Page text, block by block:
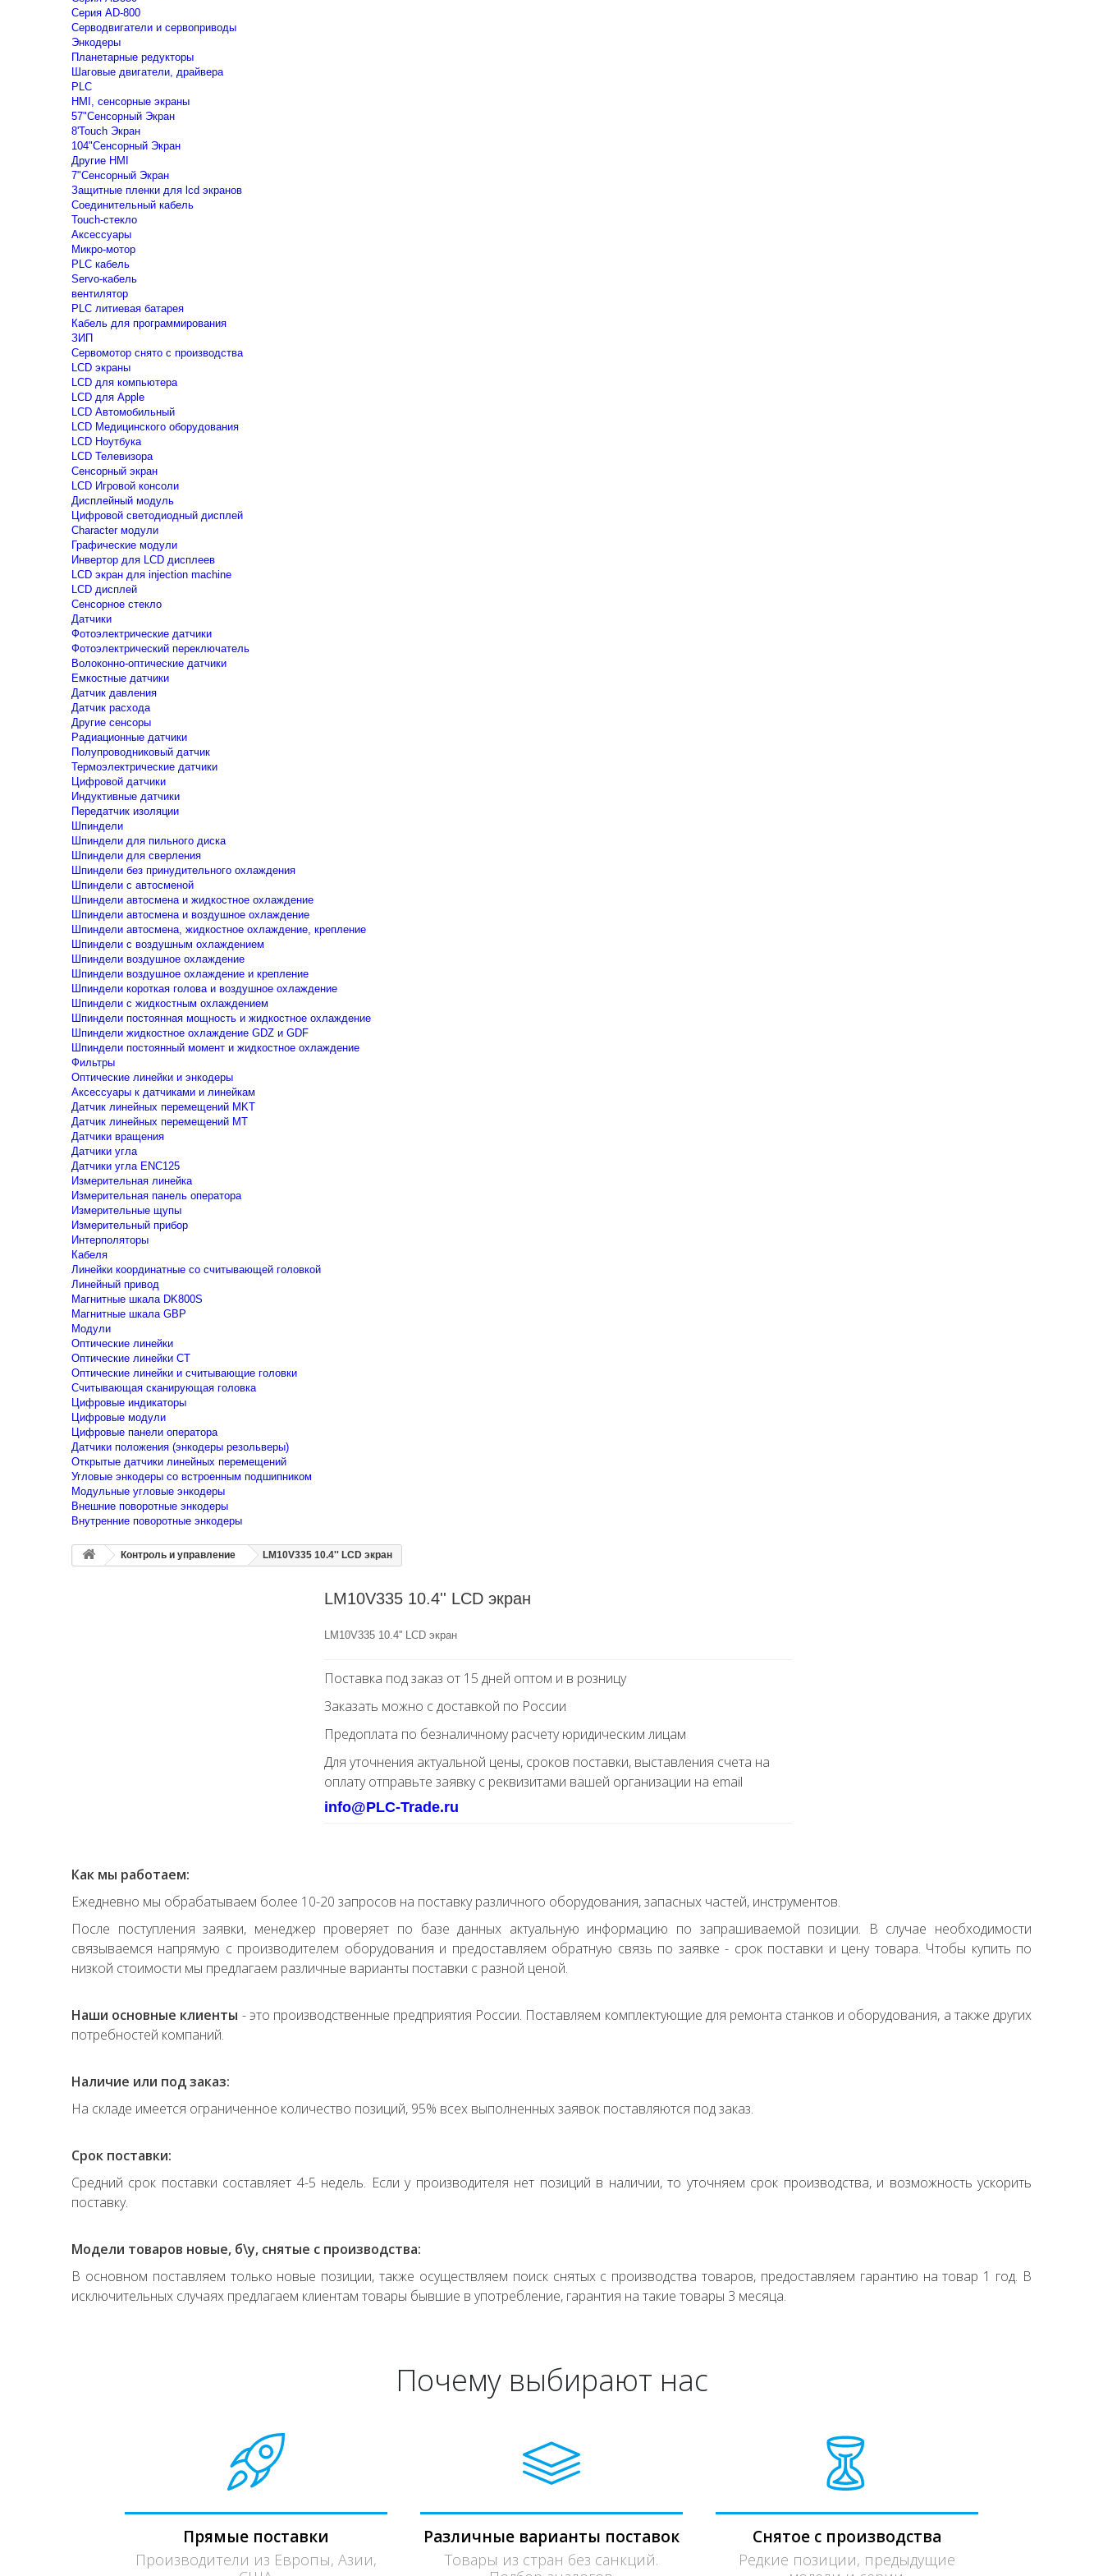
Серия AD-800
Серводвигатели и сервоприводы
Энкодеры
Планетарные редукторы
Шаговые двигатели, драйвера
PLC
HMI, сенсорные экраны
57"Сенсорный Экран
8'Touch Экран
104"Сенсорный Экран
Другие HMI
7"Сенсорный Экран
Защитные пленки для lcd экранов
Соединительный кабель
Touch-стекло
Аксессуары
Микро-мотор
PLC кабель
Servo-кабель
вентилятор
PLC литиевая батарея
Кабель для программирования
ЗИП
Сервомотор снято с производства
LCD экраны
LCD для компьютера
LCD для Apple
LCD Автомобильный
LCD Медицинского оборудования
LCD Ноутбука
LCD Телевизора
Сенсорный экран
LCD Игровой консоли
Дисплейный модуль
Цифровой светодиодный дисплей
Сharacter модули
Графические модули
Инвертор для LCD дисплеев
LCD экран для injection machine
LCD дисплей
Сенсорное стекло
Датчики
Фотоэлектрические датчики
Фотоэлектрический переключатель
Волоконно-оптические датчики
Емкостные датчики
Датчик давления
Датчик расхода
Другие сенсоры
Радиационные датчики
Полупроводниковый датчик
Термоэлектрические датчики
Цифровой датчики
Индуктивные датчики
Передатчик изоляции
Шпиндели
Шпиндели для пильного диска
Шпиндели для сверления
Шпиндели без принудительного охлаждения
Шпиндели с автосменой
Шпиндели автосмена и жидкостное охлаждение
Шпиндели автосмена и воздушное охлаждение
Шпиндели автосмена, жидкостное охлаждение, крепление
Шпиндели с воздушным охлаждением
Шпиндели воздушное охлаждение
Шпиндели воздушное охлаждение и крепление
Шпиндели короткая голова и воздушное охлаждение
Шпиндели с жидкостным охлаждением
Шпиндели постоянная мощность и жидкостное охлаждение
Шпиндели жидкостное охлаждение GDZ и GDF
Шпиндели постоянный момент и жидкостное охлаждение
Фильтры
Оптические линейки и энкодеры
Аксессуары к датчиками и линейкам
Датчик линейных перемещений MKT
Датчик линейных перемещений MT
Датчики вращения
Датчики угла
Датчики угла ENC125
Измерительная линейка
Измерительная панель оператора
Измерительные щупы
Измерительный прибор
Интерполяторы
Кабеля
Линейки координатные со считывающей головкой
Линейный привод
Магнитные шкала DK800S
Магнитные шкала GBP
Модули
Оптические линейки
Оптические линейки CT
Оптические линейки и считывающие головки
Считывающая сканирующая головка
Цифровые индикаторы
Цифровые модули
Цифровые панели оператора
Датчики положения (энкодеры резольверы)
Открытые датчики линейных перемещений
Угловые энкодеры со встроенным подшипником
Модульные угловые энкодеры
Внешние поворотные энкодеры
Внутренние поворотные энкодеры
Контроль и управление LM10V335 10.4'' LCD экран
LM10V335 10.4'' LCD экран
LM10V335 10.4'' LCD экран
Поставка под заказ от 15 дней оптом и в розницу
Заказать можно с доставкой по России
Предоплата по безналичному расчету юридическим лицам
Для уточнения актуальной цены, сроков поставки, выставления счета на
оплату отправьте заявку с реквизитами вашей организации на email
info@PLC-Trade.ru
Как мы работаем:
Ежедневно мы обрабатываем более 10-20 запросов на поставку различного оборудования, запасных частей, инструментов.
После поступления заявки, менеджер проверяет по базе данных актуальную информацию по запрашиваемой позиции. В случае необходимости
связываемся напрямую с производителем оборудования и предоставляем обратную связь по заявке - срок поставки и цену товара. Чтобы купить по
низкой стоимости мы предлагаем различные варианты поставки с разной ценой.
Наши основные клиенты - это производственные предприятия России. Поставляем комплектующие для ремонта станков и оборудования, а также других
потребностей компаний.
Наличие или под заказ:
На складе имеется ограниченное количество позиций, 95% всех выполненных заявок поставляются под заказ.
Срок поставки:
Средний срок поставки составляет 4-5 недель. Если у производителя нет позиций в наличии, то уточняем срок производства, и возможность ускорить
поставку.
Модели товаров новые, б\у, снятые с производства:
В основном поставляем только новые позиции, также осуществляем поиск снятых с производства товаров, предоставляем гарантию на товар 1 год. В
исключительных случаях предлагаем клиентам товары бывшие в употребление, гарантия на такие товары 3 месяца.
Почему выбирают нас
Прямые поставки
Производители из Европы, Азии,
Различные варианты поставок
Товары из стран без санкций.
Снятое с производства
Редкие позиции, предыдущие